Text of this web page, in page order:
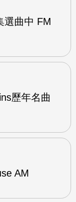
選曲中 FM
歷年名曲
AM